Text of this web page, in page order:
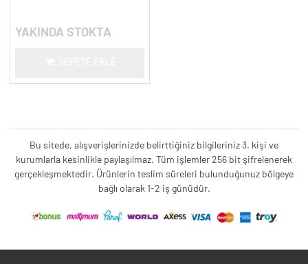
YAKINDA STOKTA
Bu sitede, alışverişlerinizde belirttiğiniz bilgileriniz 3. kişi ve
kurumlarla kesinlikle paylaşılmaz. Tüm işlemler 256 bit şifrelenerek
gerçekleşmektedir. Ürünlerin teslim süreleri bulunduğunuz bölgeye
bağlı olarak 1-2 iş günüdür.